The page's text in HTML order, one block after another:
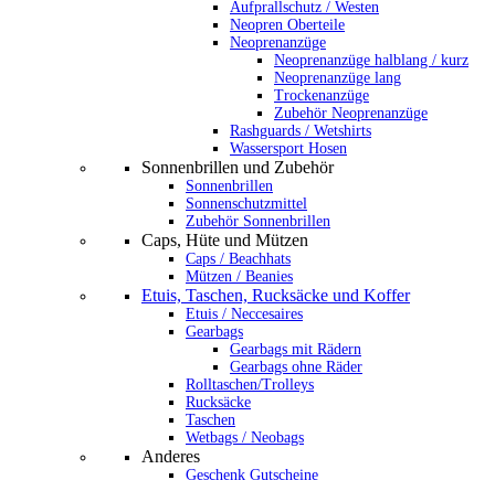
Aufprallschutz / Westen
Neopren Oberteile
Neoprenanzüge
Neoprenanzüge halblang / kurz
Neoprenanzüge lang
Trockenanzüge
Zubehör Neoprenanzüge
Rashguards / Wetshirts
Wassersport Hosen
Sonnenbrillen und Zubehör
Sonnenbrillen
Sonnenschutzmittel
Zubehör Sonnenbrillen
Caps, Hüte und Mützen
Caps / Beachhats
Mützen / Beanies
Etuis, Taschen, Rucksäcke und Koffer
Etuis / Neccesaires
Gearbags
Gearbags mit Rädern
Gearbags ohne Räder
Rolltaschen/Trolleys
Rucksäcke
Taschen
Wetbags / Neobags
Anderes
Geschenk Gutscheine